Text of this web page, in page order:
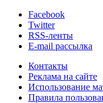
Facebook
Twitter
RSS-ленты
E-mail рассылка
Контакты
Реклама на сайте
Использование
Правила